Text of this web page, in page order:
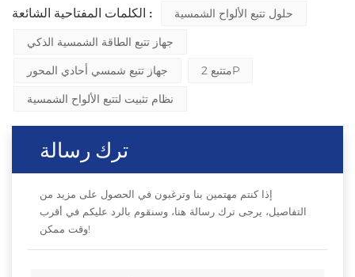
الكلمات المفتاحية الشائعة :
حلول تتبع الألواح الشمسية
جهاز تتبع الطاقة الشمسية الذكي
جهاز تتبع شمسي أحادي المحور
متتبع 2P
نظام تثبيت لتتبع الألواح الشمسية
ترك رسالة
إذا كنتم مهتمين بنا وترغبون في الحصول على مزيد من
التفاصيل، يرجى ترك رسالة هنا، وسنقوم بالرد عليكم في أقرب
وقت ممكن!